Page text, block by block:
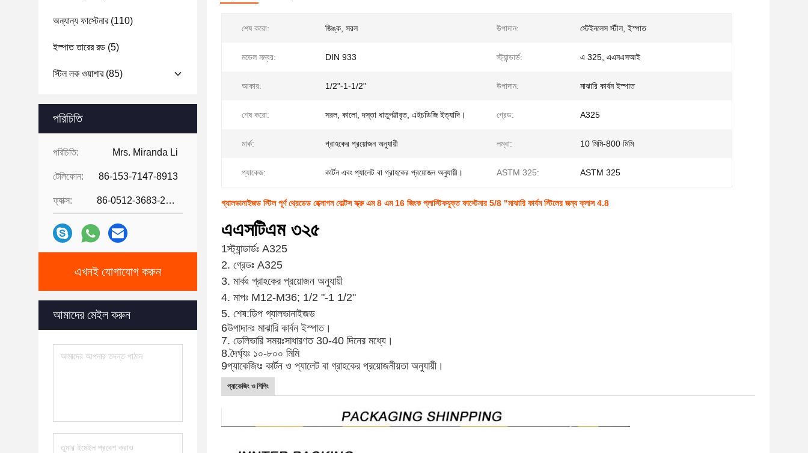
অন্যান্য ফাস্টেনার(110)
ইস্পাত তারের রড (5)
স্টিল লক ওয়াশার(85)
পরিচিতি
পরিচিতি: Mrs. Miranda Li
টেলিফোন: 86-153-7147-8913
ফ্যাক্স: 86-0512-3683-2631
এখনই যোগাযোগ করুন
আমাদের মেইল ​​করুন
শেষ করো: জিঙ্ক, সরল উপাদান: স্টেইনলেস স্টীল, ইস্পাত
মডেল নম্বর: DIN 933 স্ট্যান্ডার্ড: এ 325, এএনএসআই
আকার: 1/2"-1-1/2" উপাদান: মাঝারি কার্বন ইস্পাত
শেষ করো: সরল, কালো, দস্তা ধাতুপট্টাবৃত, এইচডিজি ইত্যাদি। গ্রেড: A325
মার্ক: গ্রাহকের প্রয়োজন অনুযায়ী লম্বা: 10 মিমি-800 মিমি
প্যাকেজ: কার্টন এবং প্যালেট বা গ্রাহকের প্রয়োজন অনুযায়ী। ASTM 325: ASTM 325
গ্যালভানাইজড স্টিল পূর্ণ থ্রেডেড হেক্সাগন বোল্টস স্ক্রু এম 8 এম 16 জিংক প্লাস্টিকযুক্ত ফাস্টেনার 5/8 "মাঝারি কার্বন স্টিলের জন্য ক্লাস 4.8
এএসটিএম ৩২৫
1স্ট্যান্ডার্ডঃ A325
2. গ্রেডঃ A325
3. মার্কঃ গ্রাহকের প্রয়োজন অনুযায়ী
4. মাপঃ M12-M36; 1/2 "-1 1/2"
5. শেষ:ডিপ গ্যালভানাইজড
6উপাদানঃ মাঝারি কার্বন ইস্পাত।
7. ডেলিভারি সময়ঃসাধারণত 30-40 দিনের মধ্যে।
8.দৈর্ঘ্যঃ ১০-৮০০ মিমি
9প্যাকেজিংঃ কার্টন ও প্যালেট বা গ্রাহকের প্রয়োজনীয়তা অনুযায়ী।
প্যাকেজিং ও শিপিং